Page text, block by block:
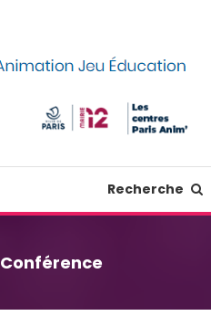
Recherche
Conférence